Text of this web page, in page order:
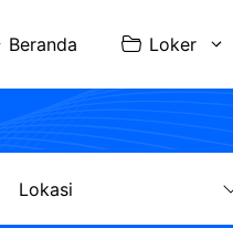
Beranda Loker